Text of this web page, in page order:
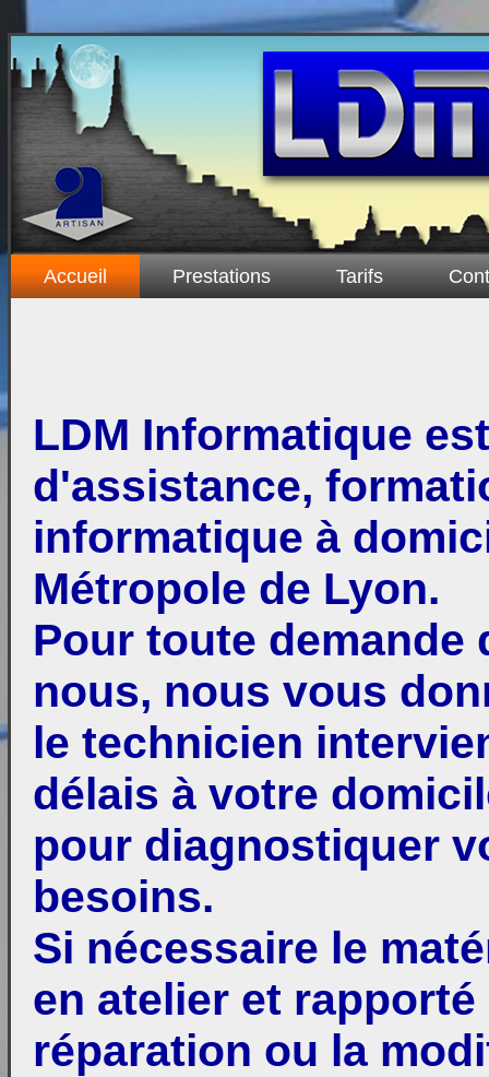
Accueil Prestations Tarifs
LDM Informatique
d'assistance,
informatique à
Métropole de Lyon.
Pour toute
nous, nous vous
le technicien
délais à votre
pour diagnostiquer
besoins.
Si nécessaire le
en atelier et
réparation ou la